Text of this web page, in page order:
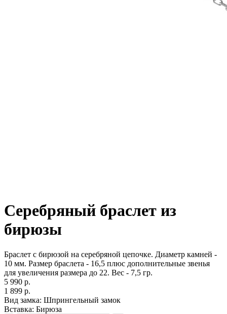
Серебряный браслет из
бирюзы
Браслет с бирюзой на серебряной цепочке. Диаметр камней -
10 мм. Размер браслета - 16,5 плюс дополнительные звенья
для увеличения размера до 22. Вес - 7,5 гр.
5 990 р.
1 899 р.
Вид замка: Шпрингельный замок
Вставка: Бирюза